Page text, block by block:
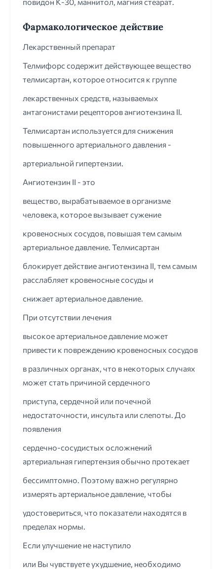
Фармакологическое действие
Лекарственный препарат
Телмифорс содержит действующее вещество
телмисартан, которое относится к группе
лекарственных средств, называемых
антагонистами рецепторов ангиотензина II.
Телмисартан используется для снижения
повышенного артериального давления -
артериальной гипертензии.
Ангиотензин II - это
вещество, вырабатываемое в организме
человека, которое вызывает сужение
кровеносных сосудов, повышая тем самым
артериальное давление. Телмисартан
блокирует действие ангиотензина II, тем самым
расслабляет кровеносные сосуды и
снижает артериальное давление.
При отсутствии лечения
высокое артериальное давление может
привести к повреждению кровеносных сосудов
в различных органах, что в некоторых случаях
может стать причиной сердечного
приступа, сердечной или почечной
недостаточности, инсульта или слепоты. До
появления
сердечно-сосудистых осложнений
артериальная гипертензия обычно протекает
бессимптомно. Поэтому важно регулярно
измерять артериальное давление, чтобы
удостовериться, что показатели находятся в
пределах нормы.
Если улучшение не наступило
или Вы чувствуете ухудшение, необходимо